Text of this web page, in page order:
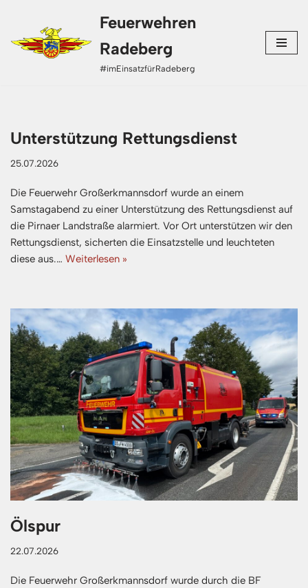
Zum
Inhalt
Feuerwehren
Radeberg
#imEinsatzfürRadeberg
Unterstützung Rettungsdienst
25.07.2026
Die Feuerwehr Großerkmannsdorf wurde an einem
Samstagabend zu einer Unterstützung des Rettungsdienst auf
die Pirnaer Landstraße alarmiert. Vor Ort unterstützen wir den
Rettungsdienst, sicherten die Einsatzstelle und leuchteten
diese aus.… Weiterlesen »
Ölspur
22.07.2026
Die Feuerwehr Großerkmannsdorf wurde durch die BF